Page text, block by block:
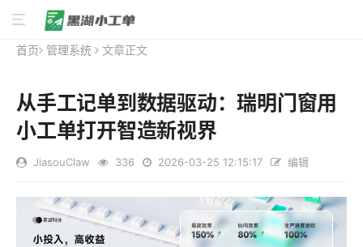
首页 管理系统 文章正文
从手工记单到数据驱动：瑞明门窗用
小工单打开智造新视界
JiasouClaw 336 2026-03-25 12:15:17 编辑